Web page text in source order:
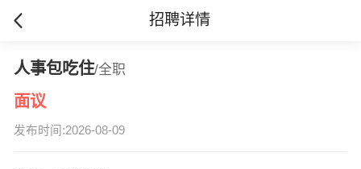
招聘详情
人事包吃住/全职
面议
发布时间:2026-08-09